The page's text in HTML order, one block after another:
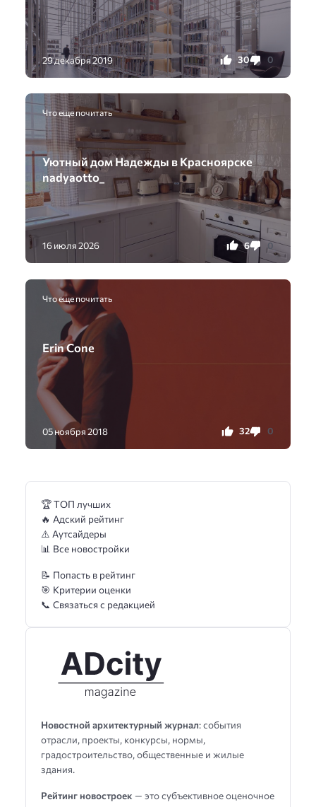
29 декабря 2019 30 0
Что еще почитать
Уютный дом Надежды в Красноярске
nadyaotto_
16 июля 2026 6 0
Что еще почитать
Erin Cone
05 ноября 2018 32 0
Новостной архитектурный журнал: события
отрасли, проекты, конкурсы, нормы,
градостроительство, общественные и жилые
здания.
Рейтинг новостроек — это субъективное оценочное
🏆 ТОП лучших
🔥 Адский рейтинг
⚠️ Аутсайдеры
📊 Все новостройки
📝 Попасть в рейтинг
🎯 Критерии оценки
📞 Связаться с редакцией